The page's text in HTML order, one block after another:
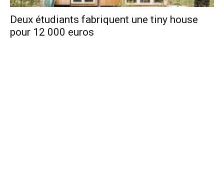
Deux étudiants fabriquent une tiny house
pour 12 000 euros